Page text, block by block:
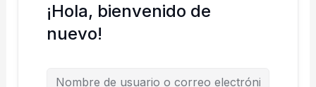
¡Hola, bienvenido de
nuevo!